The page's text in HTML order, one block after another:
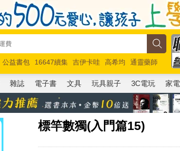
公益書包 16647續集 吉伊卡哇 高希均
通靈藥師
馬斯克 玩具總動員5 超慢跑
雜誌 電子書 文具 玩具親子 3C電玩 家電
標竿數獨(入門篇15)